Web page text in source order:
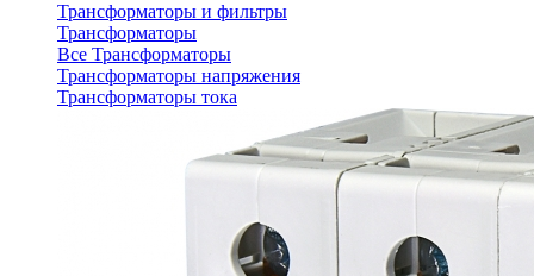
Трансформаторы и фильтры
Трансформаторы
Все Трансформаторы
Трансформаторы напряжения
Трансформаторы тока